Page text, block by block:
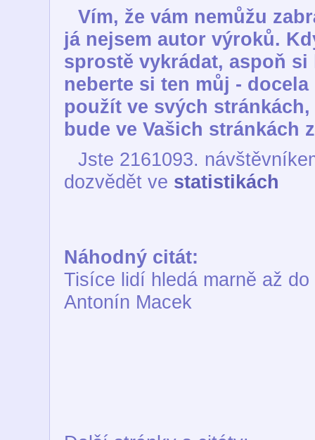
Vím, že vám nemůžu
já nejsem autor výroků.
sprostě vykrádat, aspoň
neberte si ten můj -
použít ve svých
bude ve Vašich stránkách
Jste 2161093.
dozvědět ve statistikách
Náhodný citát:
Tisíce lidí hledá marně až
Antonín Macek